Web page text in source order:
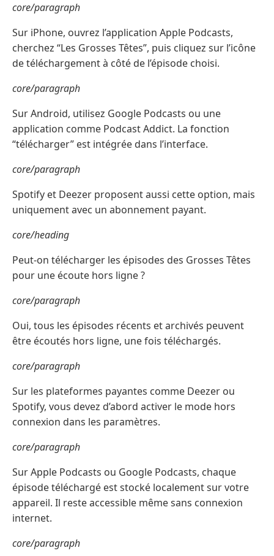
core/paragraph
Sur iPhone, ouvrez l’application Apple Podcasts,
cherchez “Les Grosses Têtes”, puis cliquez sur l’icône
de téléchargement à côté de l’épisode choisi.
core/paragraph
Sur Android, utilisez Google Podcasts ou une
application comme Podcast Addict. La fonction
“télécharger” est intégrée dans l’interface.
core/paragraph
Spotify et Deezer proposent aussi cette option, mais
uniquement avec un abonnement payant.
core/heading
Peut-on télécharger les épisodes des Grosses Têtes
pour une écoute hors ligne ?
core/paragraph
Oui, tous les épisodes récents et archivés peuvent
être écoutés hors ligne, une fois téléchargés.
core/paragraph
Sur les plateformes payantes comme Deezer ou
Spotify, vous devez d’abord activer le mode hors
connexion dans les paramètres.
core/paragraph
Sur Apple Podcasts ou Google Podcasts, chaque
épisode téléchargé est stocké localement sur votre
appareil. Il reste accessible même sans connexion
internet.
core/paragraph